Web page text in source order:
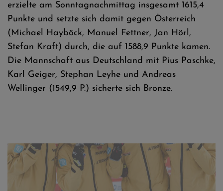
erzielte am Sonntagnachmittag insgesamt 1615,4
Punkte und setzte sich damit gegen Österreich
(Michael Hayböck, Manuel Fettner, Jan Hörl,
Stefan Kraft) durch, die auf 1588,9 Punkte kamen.
Die Mannschaft aus Deutschland mit Pius Paschke,
Karl Geiger, Stephan Leyhe und Andreas
Wellinger (1549,9 P.) sicherte sich Bronze.